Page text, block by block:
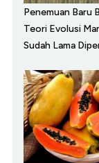
Penemuan Baru
Teori Evolusi
Sudah Lama